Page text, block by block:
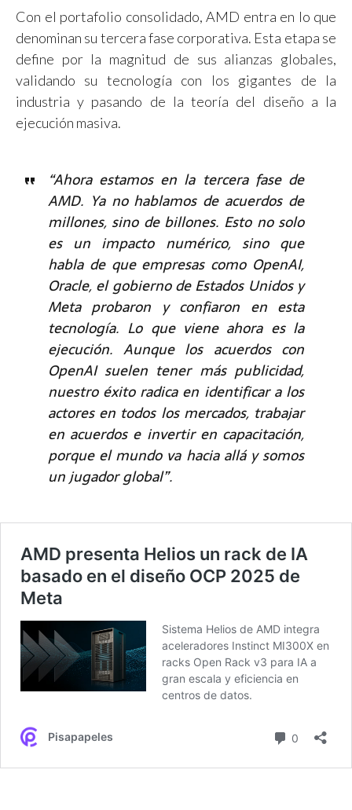
Con el portafolio consolidado, AMD entra en lo que
denominan su tercera fase corporativa. Esta etapa se
define por la magnitud de sus alianzas globales,
validando su tecnología con los gigantes de la
industria y pasando de la teoría del diseño a la
ejecución masiva.
“Ahora estamos en la tercera fase de
AMD. Ya no hablamos de acuerdos de
millones, sino de billones. Esto no solo
es un impacto numérico, sino que
habla de que empresas como OpenAI,
Oracle, el gobierno de Estados Unidos y
Meta probaron y confiaron en esta
tecnología. Lo que viene ahora es la
ejecución. Aunque los acuerdos con
OpenAI suelen tener más publicidad,
nuestro éxito radica en identificar a los
actores en todos los mercados, trabajar
en acuerdos e invertir en capacitación,
porque el mundo va hacia allá y somos
un jugador global”.